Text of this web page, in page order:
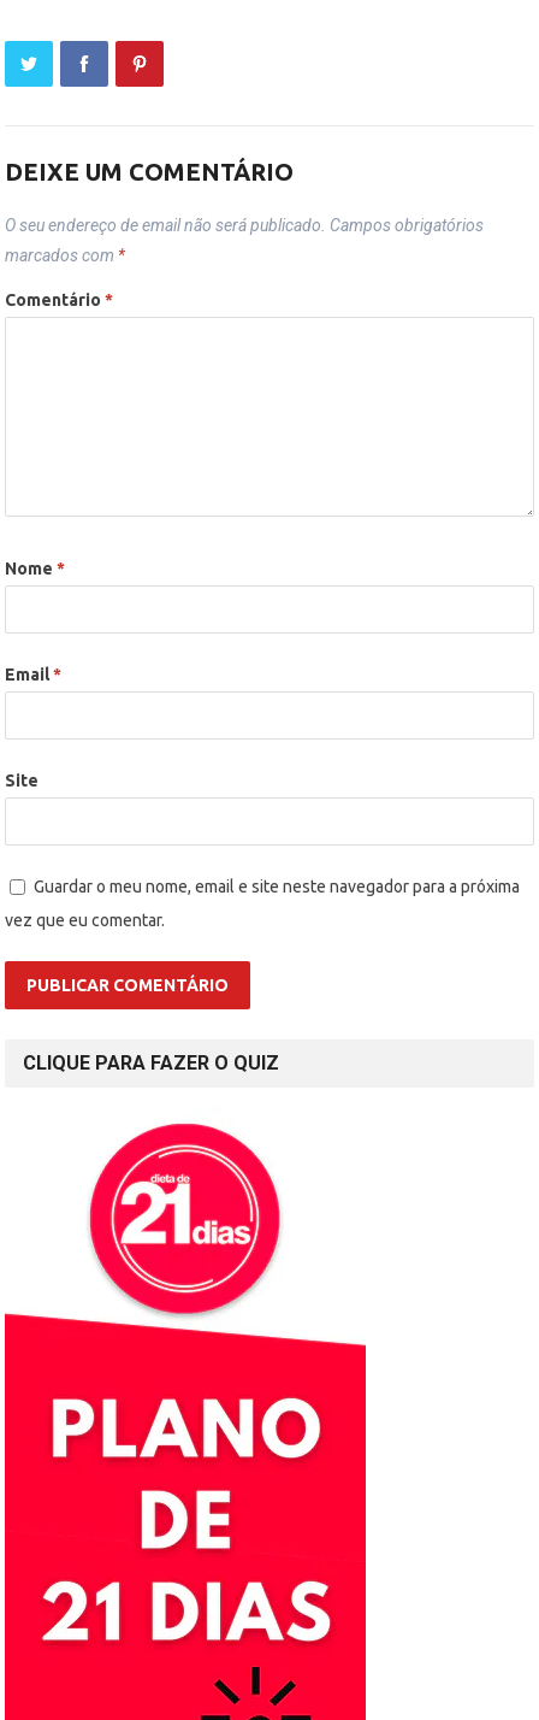
DEIXE UM COMENTÁRIO
O seu endereço de email não será publicado. Campos obrigatórios
marcados com *
Comentário*
Nome*
Email*
Site
Guardar o meu nome, email e site neste navegador para a próxima
vez que eu comentar.
CLIQUE PARA FAZER O QUIZ